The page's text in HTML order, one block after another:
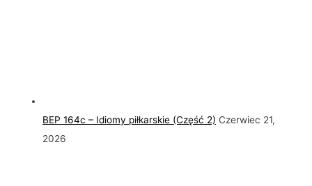
BEP 164c – Idiomy piłkarskie (Część 2) Czerwiec 21,
2026